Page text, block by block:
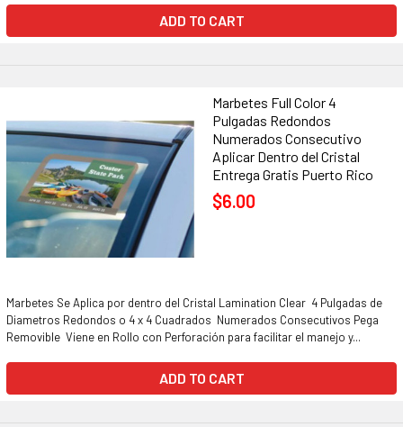
ADD TO CART
Marbetes Full Color 4
Pulgadas Redondos
Numerados Consecutivo
Aplicar Dentro del Cristal
Entrega Gratis Puerto Rico
$6.00
Marbetes Se Aplica por dentro del Cristal Lamination Clear 4 Pulgadas de
Diametros Redondos o 4 x 4 Cuadrados Numerados Consecutivos Pega
Removible Viene en Rollo con Perforación para facilitar el manejo y...
ADD TO CART